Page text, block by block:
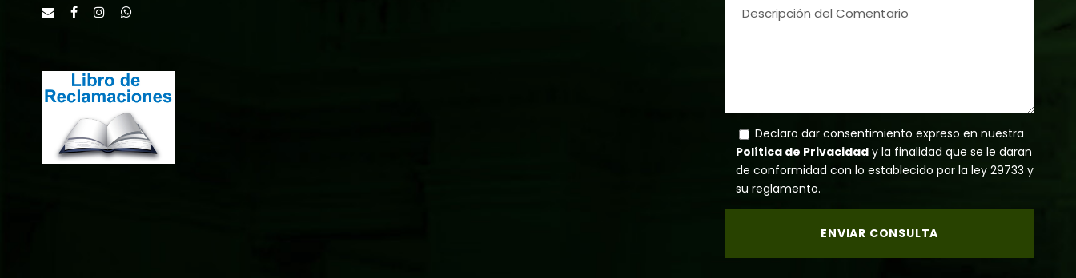
Declaro dar consentimiento expreso en nuestra
Política de Privacidad y la finalidad que se le daran
de conformidad con lo establecido por la ley 29733 y
su reglamento.